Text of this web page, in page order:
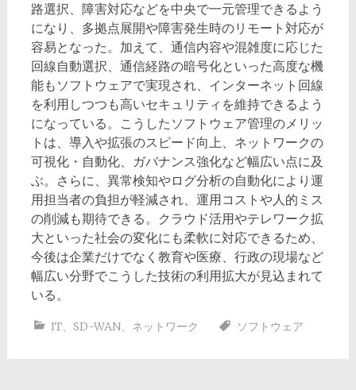
路選択、障害対応などを中央で一元管理できるよう
になり、多拠点展開や障害発生時のリモート対応が
容易となった。加えて、通信内容や混雑度に応じた
回線自動選択、通信経路の暗号化といった高度な機
能もソフトウェアで実現され、インターネット回線
を利用しつつも高いセキュリティを維持できるよう
になっている。こうしたソフトウェア管理のメリッ
トは、導入や拡張のスピード向上、ネットワークの
可視化・自動化、ガバナンス強化など幅広い点に及
ぶ。さらに、異常検知やログ分析の自動化により運
用担当者の負担が軽減され、運用コストや人的ミス
の削減も期待できる。クラウド活用やテレワーク拡
大といった社会の変化にも柔軟に対応できるため、
今後は企業だけでなく教育や医療、行政の現場など
幅広い分野でこうした技術の利用拡大が見込まれて
いる。
IT、 SD-WAN、 ネットワーク ソフトウェア